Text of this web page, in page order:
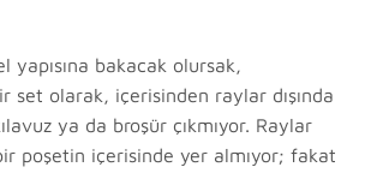
yapısına bakacak olursak,
set olarak, içerisinden raylar dışında
ya da broşür çıkmıyor. Raylar
poşetin içerisinde yer almıyor; fakat